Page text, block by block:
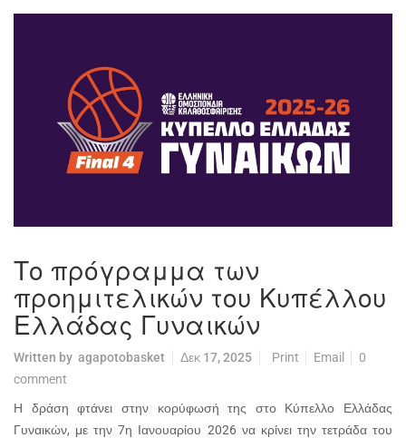
Το πρόγραμμα των
προημιτελικών του Κυπέλλου
Ελλάδας Γυναικών
Written by agapotobasket Δεκ 17, 2025 Print Email
0
comment
Η δράση φτάνει στην κορύφωσή της στο Κύπελλο Ελλάδας
Γυναικών, με την 7η Ιανουαρίου 2026 να κρίνει την τετράδα του